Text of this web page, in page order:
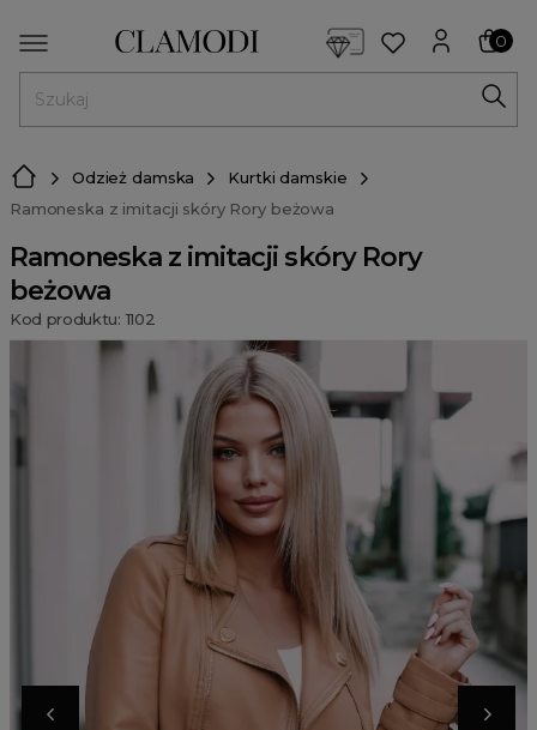
0
Odzież damska
Kurtki damskie
Ramoneska z imitacji skóry Rory beżowa
Ramoneska z imitacji skóry Rory
beżowa
Kod produktu: 1102